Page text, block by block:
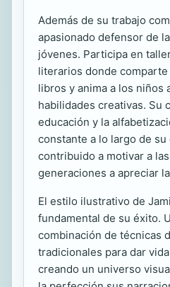
Además de su trabajo
apasionado defensor de
jóvenes. Participa en
literarios donde
libros y anima a los niños
habilidades creativas. Su
educación y la
constante a lo largo de su
contribuido a motivar a
generaciones a apreciar
El estilo ilustrativo de
fundamental de su éxito.
combinación de técnicas
tradicionales para dar
creando un universo